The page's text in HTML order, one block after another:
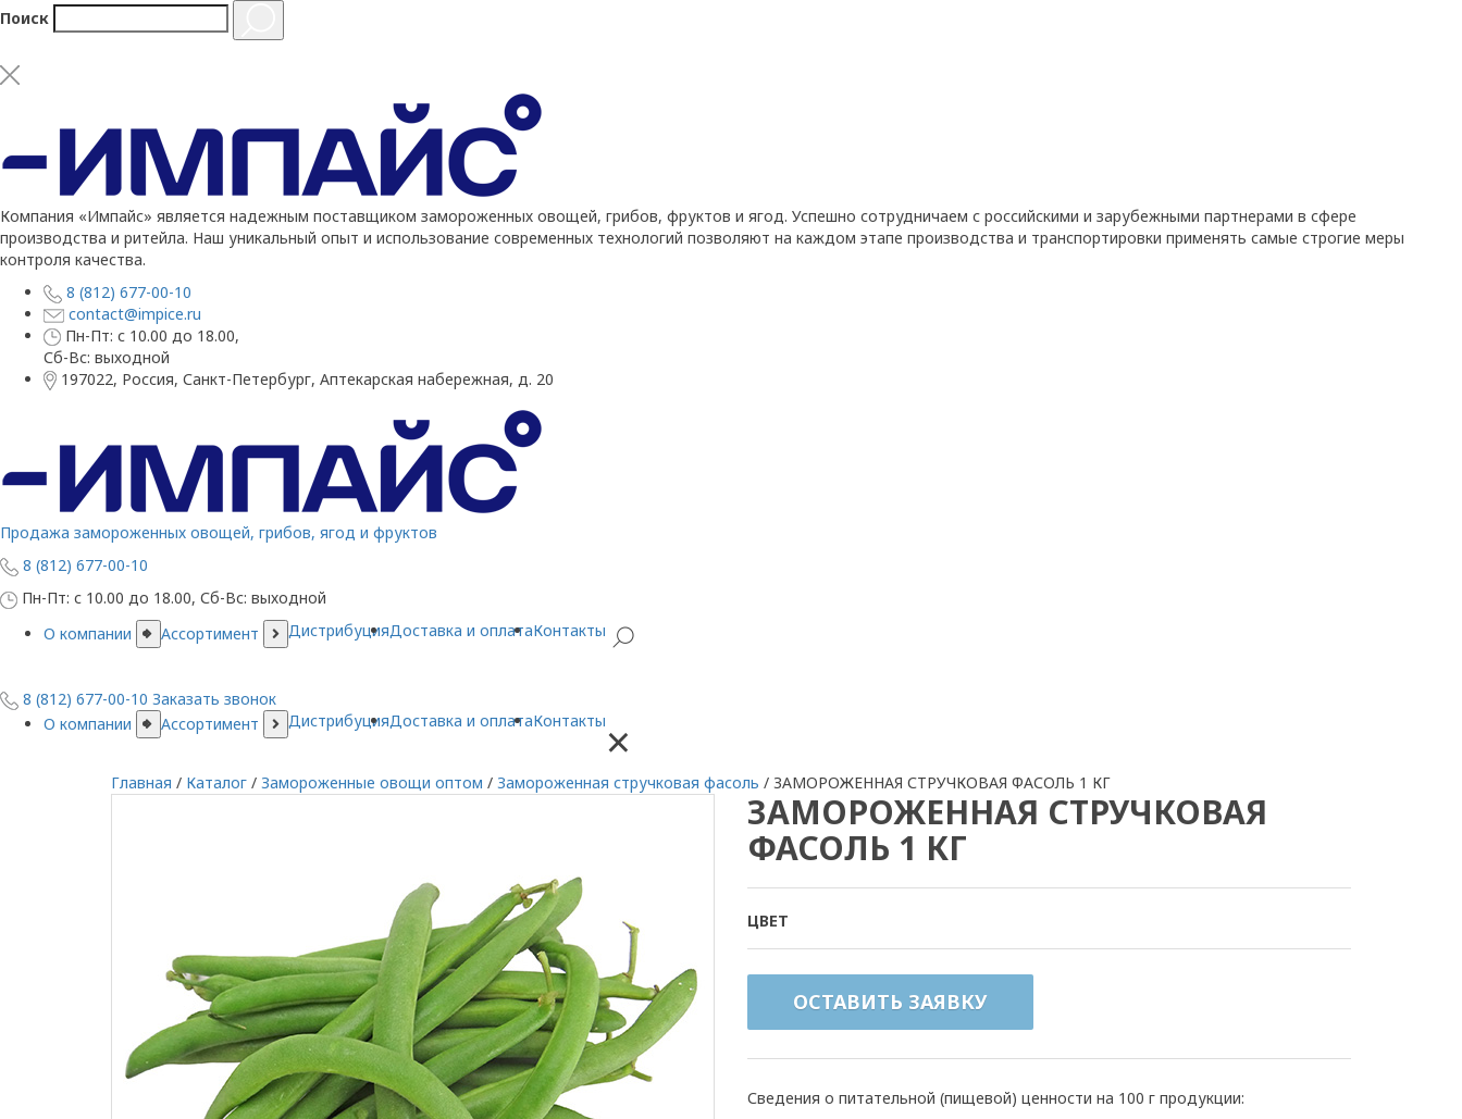
Поиск
Компания «Импайс» является надежным поставщиком замороженных овощей, грибов, фруктов и ягод. Успешно сотрудничаем с российскими и зарубежными партнерами в сфере
производства и ритейла. Наш уникальный опыт и использование современных технологий позволяют на каждом этапе производства и транспортировки применять самые строгие меры
контроля качества.
8 (812) 677-00-10
contact@impice.ru
Пн-Пт: с 10.00 до 18.00,
Сб-Вс: выходной
197022, Россия, Санкт-Петербург, Аптекарская набережная, д. 20
Продажа замороженных овощей, грибов, ягод и фруктов
8 (812) 677-00-10
Пн-Пт: с 10.00 до 18.00, Сб-Вс: выходной
О компании
Ассортимент ДистрибуцияДоставка и оплатаКонтакты
8 (812) 677-00-10 Заказать звонок
О компании
Ассортимент ДистрибуцияДоставка и оплатаКонтакты×
Главная / Каталог / Замороженные овощи оптом / Замороженная стручковая фасоль / ЗАМОРОЖЕННАЯ СТРУЧКОВАЯ ФАСОЛЬ 1 КГ
ЗАМОРОЖЕННАЯ СТРУЧКОВАЯ
ФАСОЛЬ 1 КГ
ЦВЕТ
ОСТАВИТЬ ЗАЯВКУ
Сведения о питательной (пищевой) ценности на 100 г продукции: